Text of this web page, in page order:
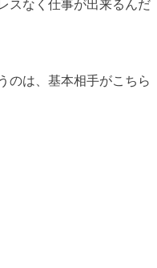
スなく仕事が出来るんだ
のは、基本相手がこちら